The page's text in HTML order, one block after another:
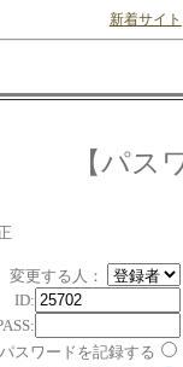
新着サイト
【パス
変更する人：
ID:
パスワードを記録する